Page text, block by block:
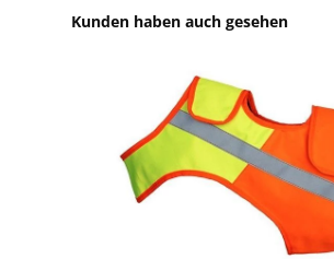
Produktgalerie überspringen
Kunden haben auch gesehen